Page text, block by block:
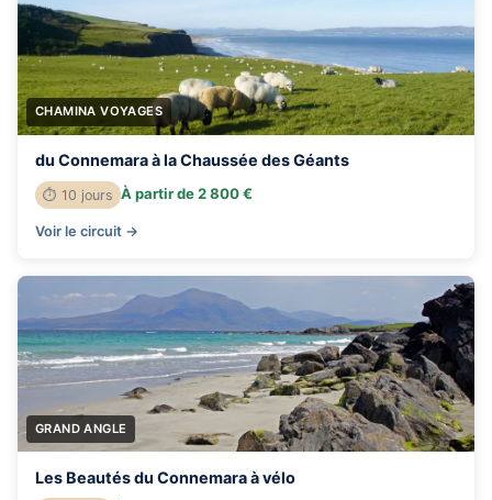
CHAMINA VOYAGES
du Connemara à la Chaussée des Géants
⏱ 10 jours À partir de 2 800 €
Voir le circuit →
GRAND ANGLE
Les Beautés du Connemara à vélo